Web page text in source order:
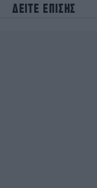
ΔΕΙΤΕ ΕΠΙΣΗΣ